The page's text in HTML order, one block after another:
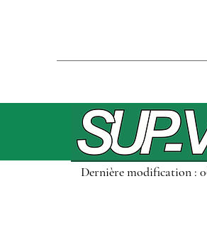
Dernière modification :